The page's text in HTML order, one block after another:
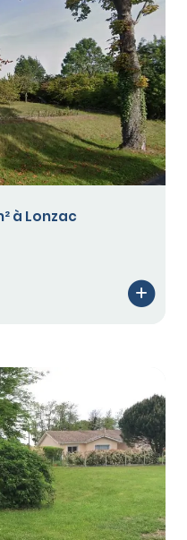
à Lonzac